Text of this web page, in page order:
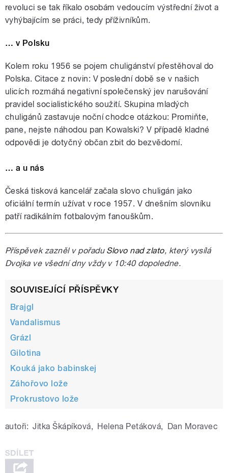
revoluci se tak říkalo osobám vedoucím výstřední život a
vyhýbajícím se práci, tedy příživníkům.
… v Polsku
Kolem roku 1956 se pojem chuligánství přestěhoval do
Polska. Citace z novin: V poslední době se v našich
ulicích rozmáhá negativní společenský jev narušování
pravidel socialistického soužití. Skupina mladých
chuligánů zastavuje noční chodce otázkou: Promiňte,
pane, nejste náhodou pan Kowalski? V případě kladné
odpovědi je dotyčný občan zbit do bezvědomí.
… a u nás
Česká tisková kancelář začala slovo chuligán jako
oficiální termín užívat v roce 1957. V dnešním slovníku
patří radikálním fotbalovým fanouškům.
Příspěvek zazněl v pořadu Slovo nad zlato, který vysílá
Dvojka ve všední dny vždy v 10:40 dopoledne.
SOUVISEJÍCÍ PŘÍSPĚVKY
Brajgl
Vandalismus
Grázl
Gilotina
Kouká jako babinskej
Záhořovo lože
Prokrustovo lože
autoři: Jitka Škápíková, Helena Petáková, Dan Moravec